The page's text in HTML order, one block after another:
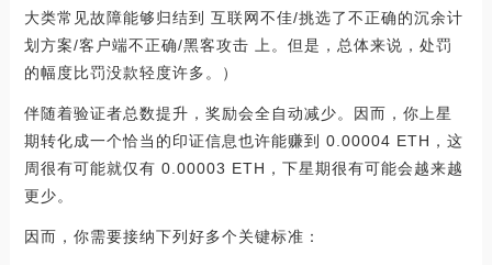
大类常见故障能够归结到 互联网不佳/挑选了不正确的沉余计
划方案/客户端不正确/黑客攻击 上。但是，总体来说，处罚
的幅度比罚没款轻度许多。）
伴随着验证者总数提升，奖励会全自动减少。因而，你上星
期转化成一个恰当的印证信息也许能赚到 0.00004 ETH，这
周很有可能就仅有 0.00003 ETH，下星期很有可能会越来越
更少。
因而，你需要接纳下列好多个关键标准：